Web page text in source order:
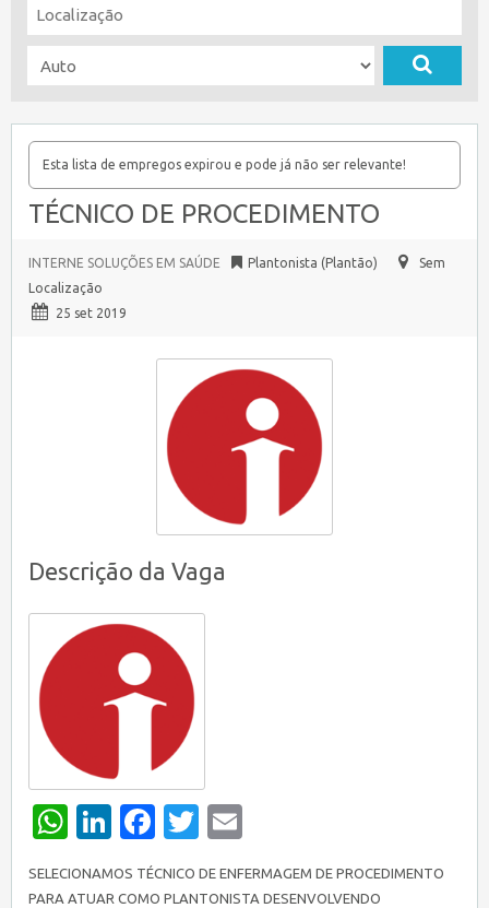
Esta lista de empregos expirou e pode já não ser relevante!
TÉCNICO DE PROCEDIMENTO
INTERNE SOLUÇÕES EM SAÚDE Plantonista (Plantão)
Sem
Localização
25 set 2019
Descrição da Vaga
WhatsApp
LinkedIn
Facebook
Twitter
SELECIONAMOS TÉCNICO DE ENFERMAGEM DE PROCEDIMENTO
PARA ATUAR COMO PLANTONISTA DESENVOLVENDO